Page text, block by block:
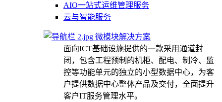
AIO一站式运维管理服务
云与智能服务
微模块解决方案
面向ICT基础设施提供的一款采用通道封
闭，包含工程预制的机柜、配电、制冷、监
控等功能单元的独立的小型数据中心，为客
户提供数据中心整体产品及交付，全面提升
客户IT服务管理水平。